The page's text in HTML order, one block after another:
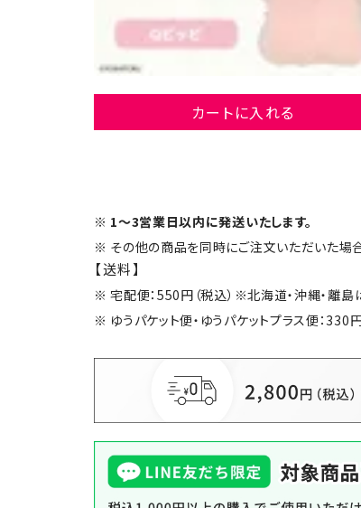
カートに入れる
1～3営業日以内に発送いたします。
その他の商品を同時にご注文いただいた場
【送料】
宅配便：550円（税込）※北海道・沖縄・離
ゆうパケット便・ゆうパケットプラス便：330